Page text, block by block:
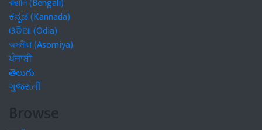
ಕನ್ನಡ (Kannada)
ଓଡିଆ (Odia)
অসমীয়া (Asomiya)
ਪੰਜਾਬੀ
తెలుగు
ગુજરાતી
Browse